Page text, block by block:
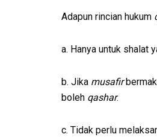
Adapun rincian hukum
a. Hanya untuk shalat
b. Jika musafir
boleh qashar.
c. Tidak perlu